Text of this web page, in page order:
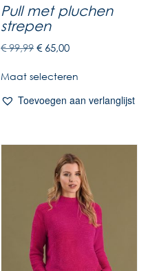
Pull met pluchen
strepen
€99,99 € 65,00
Maat selecteren
Toevoegen aan verlanglijst